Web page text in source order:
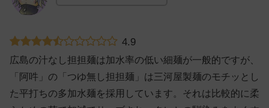
4.9
広島の汁なし担担麺は加水率の低い細麺が一般的ですが、
「阿吽」の「つゆ無し担担麺」は三河屋製麺のモチッとし
た平打ちの多加水麺を採用しています。それは比較的に柔